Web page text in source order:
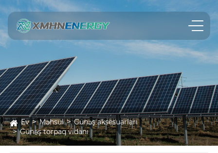
Ev Məhsul
Günəş aksesuarları
Günəş torpaq vidanı